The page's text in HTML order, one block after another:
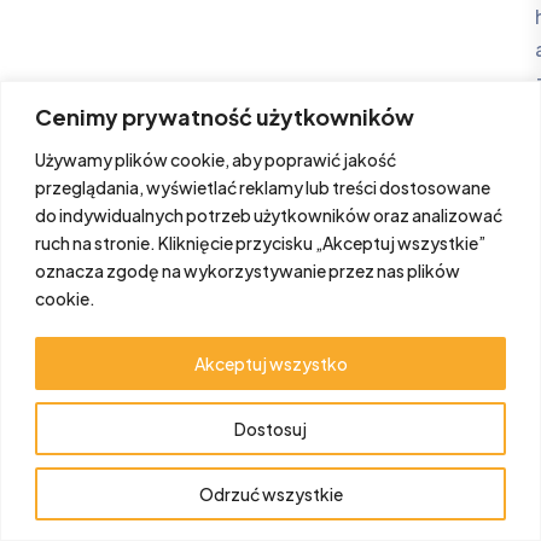
Cenimy prywatność użytkowników
Używamy plików cookie, aby poprawić jakość
przeglądania, wyświetlać reklamy lub treści dostosowane
do indywidualnych potrzeb użytkowników oraz analizować
ruch na stronie. Kliknięcie przycisku „Akceptuj wszystkie”
oznacza zgodę na wykorzystywanie przez nas plików
cookie.
Dostosuj
Odrzuć wszystkie
Akceptuj wszystko
Our OHS Services Include:
1. Risk Assessment and Hazard
Identification:
Comprehensiverisk assessments
roles and tasks within the organization.